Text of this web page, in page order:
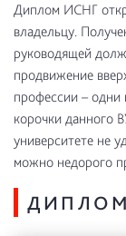
Диплом ИСНГ
владельцу.
руководящей
продвижение
профессии – одни
корочки данного
университете не
можно недорого